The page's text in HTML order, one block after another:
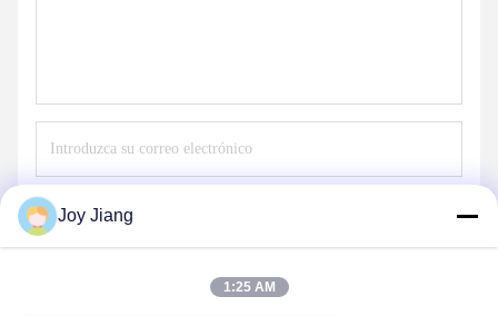
Joy Jiang
1:25 AM